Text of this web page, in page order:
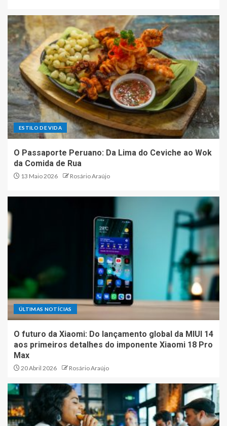
ESTILO DE VIDA
O Passaporte Peruano: Da Lima do Ceviche ao Wok
da Comida de Rua
13 Maio 2026 Rosário Araújo
ÚLTIMAS NOTÍCIAS
O futuro da Xiaomi: Do lançamento global da MIUI 14
aos primeiros detalhes do imponente Xiaomi 18 Pro
Max
20 Abril 2026 Rosário Araújo